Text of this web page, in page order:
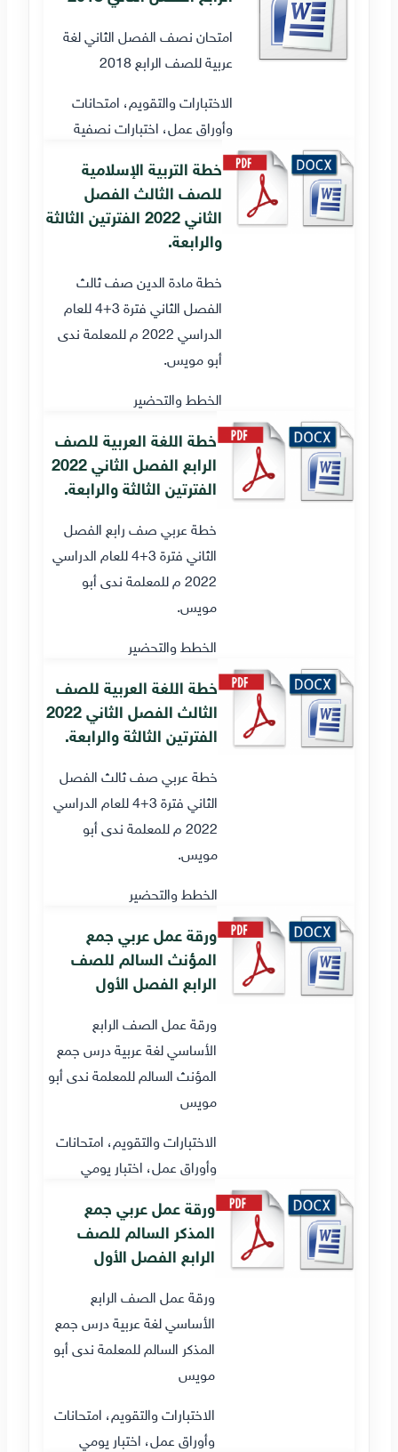
امتحان نصف الفصل الثاني لغة
عربية للصف الرابع 2018
الاختبارات والتقويم، امتحانات
وأوراق عمل، اختبارات نصفية
خطة التربية الإسلامية
للصف الثالث الفصل
الثاني 2022 الفترتين الثالثة
والرابعة.
خطة مادة الدين صف ثالث
الفصل الثاني فترة 3+4 للعام
الدراسي 2022 م للمعلمة ندى
أبو مويس.
الخطط والتحضير
خطة اللغة العربية للصف
الرابع الفصل الثاني 2022
الفترتين الثالثة والرابعة.
خطة عربي صف رابع الفصل
الثاني فترة 3+4 للعام الدراسي
2022 م للمعلمة ندى أبو
مويس.
الخطط والتحضير
خطة اللغة العربية للصف
الثالث الفصل الثاني 2022
الفترتين الثالثة والرابعة.
خطة عربي صف ثالث الفصل
الثاني فترة 3+4 للعام الدراسي
2022 م للمعلمة ندى أبو
مويس.
الخطط والتحضير
ورقة عمل عربي جمع
المؤنث السالم للصف
الرابع الفصل الأول
ورقة عمل الصف الرابع
الأساسي لغة عربية درس جمع
المؤنث السالم للمعلمة ندى أبو
مويس
الاختبارات والتقويم، امتحانات
وأوراق عمل، اختبار يومي
ورقة عمل عربي جمع
المذكر السالم للصف
الرابع الفصل الأول
ورقة عمل الصف الرابع
الأساسي لغة عربية درس جمع
المذكر السالم للمعلمة ندى أبو
مويس
الاختبارات والتقويم، امتحانات
وأوراق عمل، اختبار يومي